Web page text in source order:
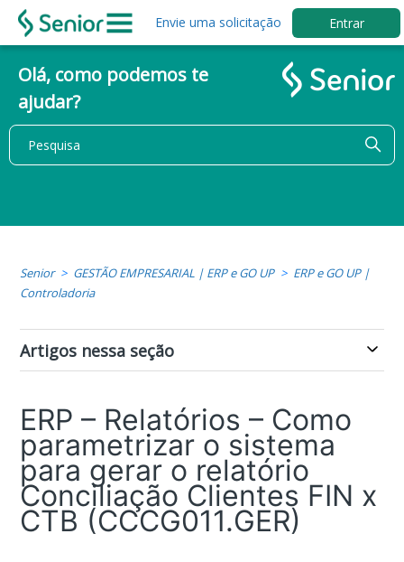
Envie uma solicitação Entrar
Olá, como podemos te
ajudar?
Senior GESTÃO EMPRESARIAL | ERP e GO UP
ERP e GO UP |
Controladoria
Artigos nessa seção
ERP – Relatórios – Como
parametrizar o sistema
para gerar o relatório
Conciliação Clientes FIN x
CTB (CCCG011.GER)